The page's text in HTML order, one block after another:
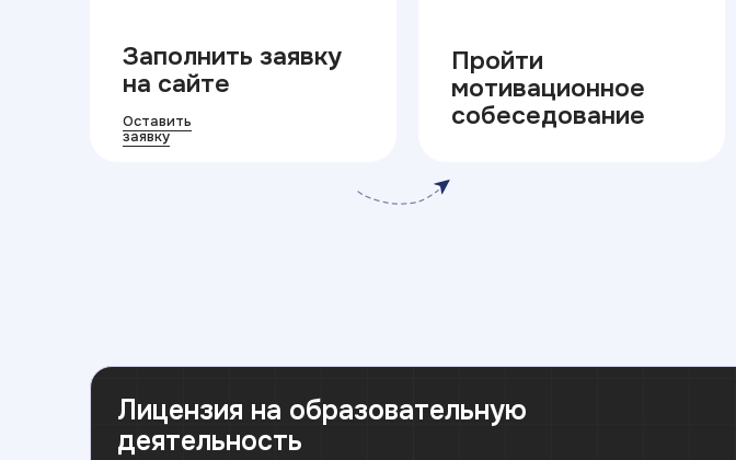
Пройти
мотивационное
собеседование
Оставить
заявку
Заполнить заявку
на сайте
Лицензия на образовательную
деятельность